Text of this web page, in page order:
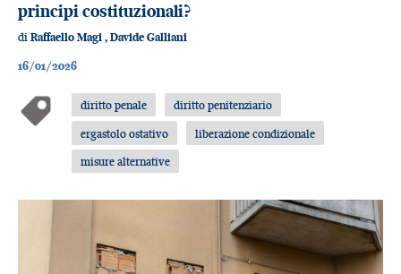
principi costituzionali?
di Raffaello Magi , Davide Galliani
16/01/2026
diritto penale
diritto penitenziario
ergastolo ostativo
liberazione condizionale
misure alternative